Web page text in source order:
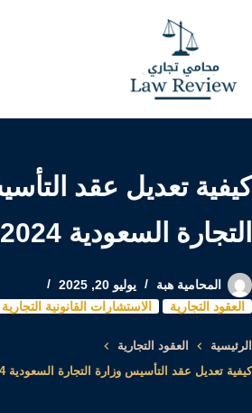
المحتوى
كيفية تعديل عقد
التجارة السعودية 2024
المحامية هبة
يوليو 20, 2025
العقود التجارية
الاستشارات القانونية التجارية
الرئيسية
العقود التجارية
كيفية تعديل عقد التأسيس وزارة التجارة السعودية 2024